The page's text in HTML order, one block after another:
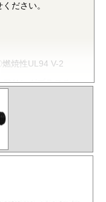
ださい。
焼性UL94 V-2
リングプラスチッ
火性を示すことか
にいたるまで、幅